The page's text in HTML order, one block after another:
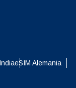
eSIM Alemania